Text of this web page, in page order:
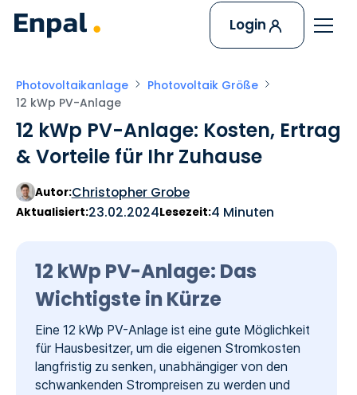
Login
Photovoltaikanlage
Photovoltaik Größe
12 kWp PV-Anlage
12 kWp PV-Anlage: Kosten, Ertrag
& Vorteile für Ihr Zuhause
Autor:Christopher Grobe
Aktualisiert:23.02.2024Lesezeit:4 Minuten
12 kWp PV-Anlage: Das
Wichtigste in Kürze
Eine 12 kWp PV-Anlage ist eine gute Möglichkeit
für Hausbesitzer, um die eigenen Stromkosten
langfristig zu senken, unabhängiger von den
schwankenden Strompreisen zu werden und